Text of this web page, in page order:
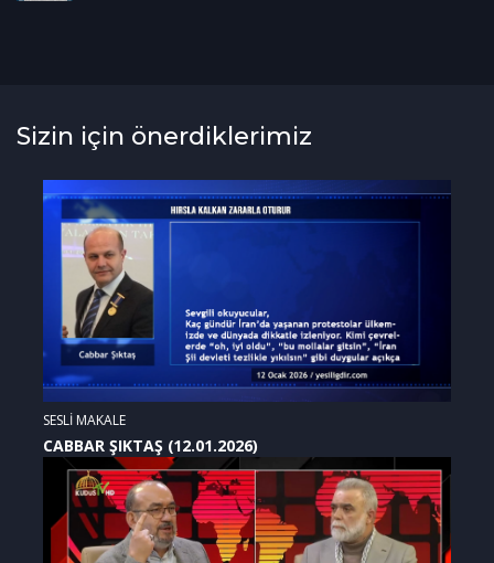
Sizin için önerdiklerimiz
SESLİ MAKALE
CABBAR ŞIKTAŞ (12.01.2026)